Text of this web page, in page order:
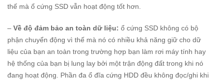
thế mà ổ cứng SSD vẫn hoạt động tốt hơn.
– Về độ đảm bảo an toàn dữ liệu: ổ cứng SSD không có bộ
phận chuyển động vì thế mà nó có nhiều khả năng giữ cho dữ
liệu của bạn an toàn trong trường hợp bạn làm rơi máy tính hay
hệ thống của bạn bị lung lay bởi một trận động đất trong khi nó
đang hoạt động. Phần đa ổ đĩa cứng HDD đều không đọc/ghi khi